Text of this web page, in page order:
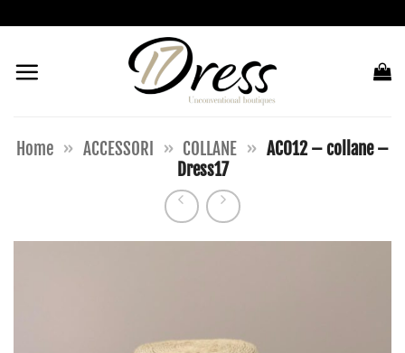
contenuti
Home » ACCESSORI » COLLANE » AC012 – collane –
Dress17